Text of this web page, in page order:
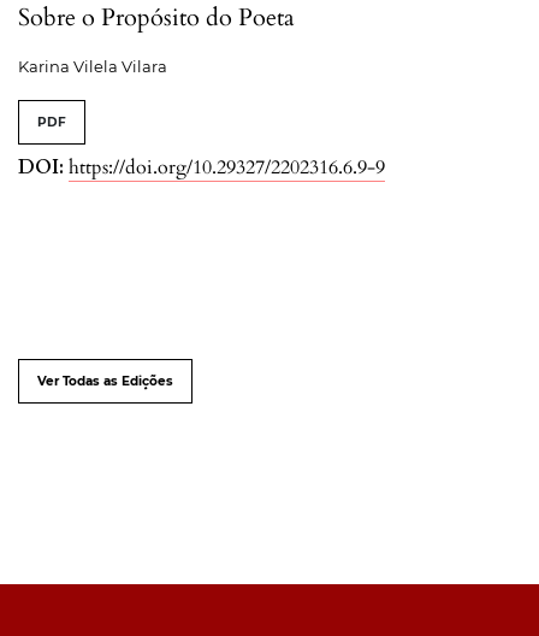
Sobre o Propósito do Poeta
Karina Vilela Vilara
PDF
DOI: https://doi.org/10.29327/2202316.6.9-9
Ver Todas as Edições